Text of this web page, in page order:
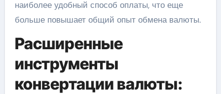
наиболее удобный способ оплаты, что еще
больше повышает общий опыт обмена валюты.
Расширенные
инструменты
конвертации валюты: